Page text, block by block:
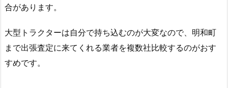
合があります。
大型トラクターは自分で持ち込むのが大変なので、明和町
まで出張査定に来てくれる業者を複数社比較するのがおす
すめです。